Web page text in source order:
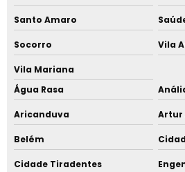
Fabrica de poliestireno rj
Comprar ps cristal
Resina ps cristal
PS Cristal preço
Composto nylon
Santo Amaro
Socorro Vila
Vila Mariana
Água Rasa
Aricanduva Artur
Belém
Cidade Tiradentes